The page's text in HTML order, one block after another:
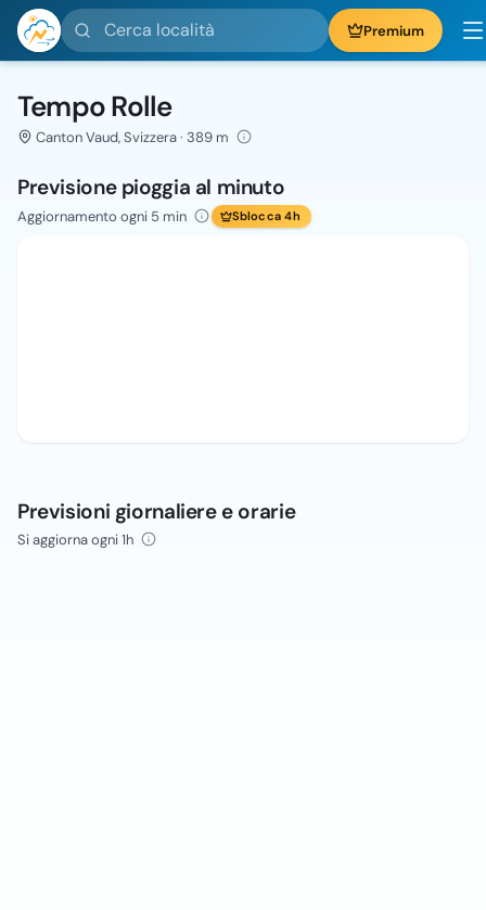
Cerca località Premium
Tempo Rolle
Canton Vaud, Svizzera · 389 m
Previsione pioggia al minuto
Aggiornamento ogni 5 min Sblocca 4h
Previsioni giornaliere e orarie
Si aggiorna ogni 1h